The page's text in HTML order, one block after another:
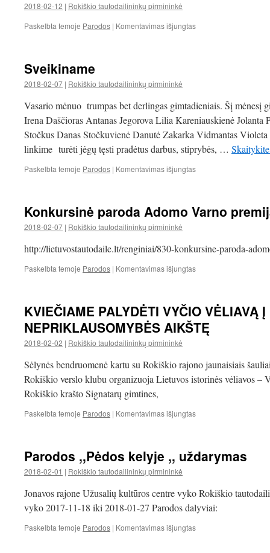
2018-02-12 | Rokiškio tautodailininkų pirmininkė
Paskelbta temoje Parodos | Komentavimas išjungtasįraše
Sveikiname
2018-02-07 | Rokiškio tautodailininkų pirmininkė
Vasario mėnuo trumpas bet derlingas gimtadieniais. Šį
Irena Daš­či­o­ras Antanas Jegorova Lilia Kare­niau­skienė Jolanta
Stoč­kus Danas Stoč­ku­vienė Danutė Zakarka Vid­man­tas Violeta
linkime turėti jėgų tęsti pradėtus darbus, stiprybės, …
Paskelbta temoje Parodos | Komentavimas išjungtasįraše
Konkursinė paroda Adomo Varno
2018-02-07 | Rokiškio tautodailininkų pirmininkė
http://lietuvostautodaile.lt/renginiai/830-konkursine-paroda-
Paskelbta temoje Parodos | Komentavimas išjungtasįraše
Varno
premijai
laimėti
KVIEČIAME PALYDĖTI VYČIO VĖLIAVĄ
NEPRIKLAUSOMYBĖS AIKŠTĘ
2018-02-02 | Rokiškio tautodailininkų pirmininkė
Sėlynės bendruomenė kartu su Rokiškio rajono jaunaisiais
Rokiškio verslo klubu organizuoja Lietuvos istorinės vėliavos –
Rokiškio krašto Signatarų gimtines,
Paskelbta temoje Parodos | Komentavimas išjungtasįraše
VĖLIAVĄ
AIKŠTĘ
Parodos ,,Pėdos kelyje ,, uždarymas
2018-02-01 | Rokiškio tautodailininkų pirmininkė
Jonavos rajone Užusalių kultūros centre vyko Rokiškio
vyko 2017-11-18 iki 2018-01-27 Parodos dalyviai:
Paskelbta temoje Parodos | Komentavimas išjungtasįraše